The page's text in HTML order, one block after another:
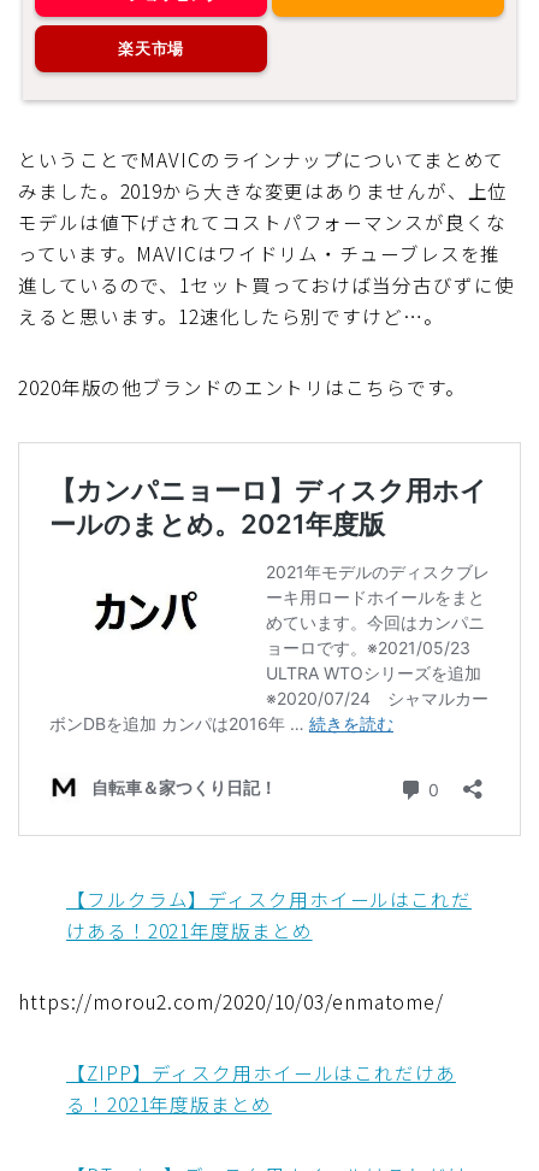
楽天市場
ということでMAVICのラインナップについてまとめて
みました。2019から大きな変更はありませんが、上位
モデルは値下げされてコストパフォーマンスが良くな
っています。MAVICはワイドリム・チューブレスを推
進しているので、1セット買っておけば当分古びずに使
えると思います。12速化したら別ですけど…。
2020年版の他ブランドのエントリはこちらです。
【フルクラム】ディスク用ホイールはこれだ
けある！2021年度版まとめ
https://morou2.com/2020/10/03/enmatome/
【ZIPP】ディスク用ホイールはこれだけあ
る！2021年度版まとめ